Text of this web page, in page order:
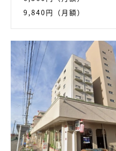
9,840円（月額）
空き